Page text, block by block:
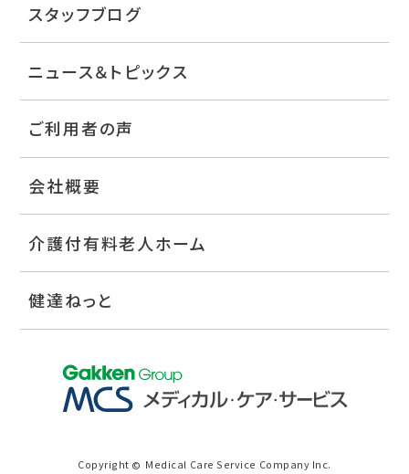
スタッフブログ
ニュース＆トピックス
ご利用者の声
会社概要
介護付有料老人ホーム
健達ねっと
Copyright © Medical Care Service Company Inc.